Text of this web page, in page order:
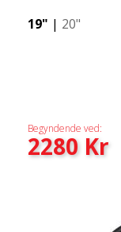
19" | 20"
Begyndende ved:
2280Kr